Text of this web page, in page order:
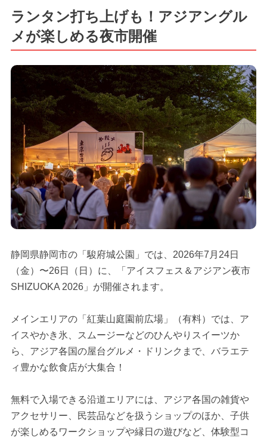
ランタン打ち上げも！アジアングル
メが楽しめる夜市開催
静岡県静岡市の「駿府城公園」では、2026年7月24日
（金）〜26日（日）に、「アイスフェス＆アジアン夜市
SHIZUOKA 2026」が開催されます。
メインエリアの「紅葉山庭園前広場」（有料）では、ア
イスやかき氷、スムージーなどのひんやりスイーツか
ら、アジア各国の屋台グルメ・ドリンクまで、バラエテ
ィ豊かな飲食店が大集合！
無料で入場できる沿道エリアには、アジア各国の雑貨や
アクセサリー、民芸品などを扱うショップのほか、子供
が楽しめるワークショップや縁日の遊びなど、体験型コ